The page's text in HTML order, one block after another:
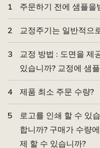
1 주문하기 전에 샘플을
2 교정주기는 일반적으
3
교정 방법 : 도면을 제
있습니까? 교정에 샘
4 제품 최소 주문 수량?
5
로고를 인쇄 할 수 있
합니까? 구매가 수량
제 할 수 있습니까?